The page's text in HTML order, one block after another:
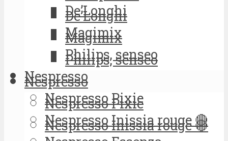
De’Longhi
Magimix
Philips, senseo
Nespresso
Nespresso Pixie
Nespresso Inissia rouge 🔴
De’Longhi
Magimix
Philips, senseo
Nespresso
Nespresso Pixie
Nespresso Inissia rouge 🔴